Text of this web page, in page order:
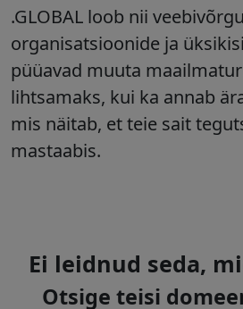
.GLOBAL loob nii
organisatsioonide ja
püüavad muuta
lihtsamaks, kui ka annab
mis näitab, et teie sait
mastaabis.
Ei leidnud seda,
Otsige teisi